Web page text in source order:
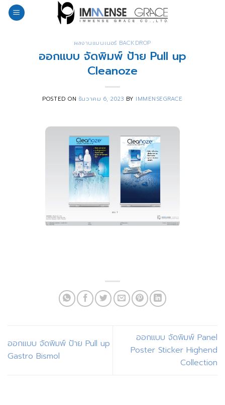
Skip
ผลงานแบนเนอร์ BACKDROP
ออกแบบ จัดพิมพ์ ป้าย Pull up
Cleanoze
POSTED ON ธันวาคม 6, 2023 BY IMMENSEGRACE
ออกแบบ จัดพิมพ์ ป้าย Pull up
Gastro Bismol
ออกแบบ จัดพิมพ์ Panel
Poster Sticker Highend
Collection